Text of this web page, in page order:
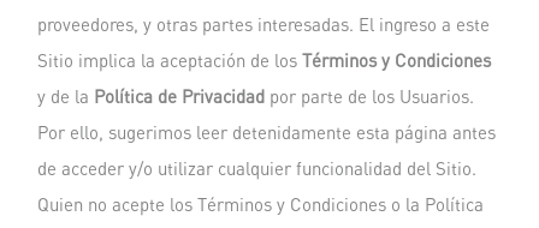
proveedores, y otras partes interesadas. El ingreso a este
Sitio implica la aceptación de losTérminos y Condiciones
y de la Política de Privacidad por parte de los Usuarios.
Por ello, sugerimos leer detenidamente esta página antes
de acceder y/o utilizar cualquier funcionalidad del Sitio.
Quien no acepte los Términos y Condiciones o la Política